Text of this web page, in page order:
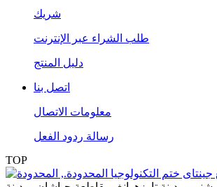
شريك
طلب الشراء عبر الإنترنت
دليل المنتج
اتصل بنا
معلومات الاتصال
رسالة ردود الفعل
TOP